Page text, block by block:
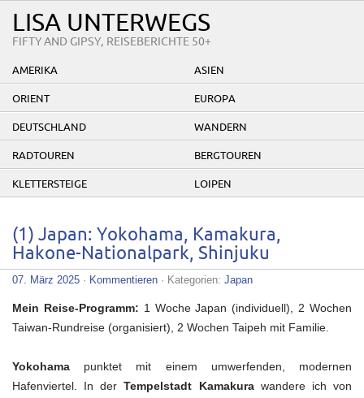
LISA UNTERWEGS
FIFTY AND GIPSY, REISEBERICHTE 50+
AMERIKA ASIEN
ORIENT EUROPA
DEUTSCHLAND WANDERN
RADTOUREN BERGTOUREN
KLETTERSTEIGE LOIPEN
(1) Japan: Yokohama, Kamakura,
Hakone-Nationalpark, Shinjuku
07. März 2025 · Kommentieren · Kategorien: Japan
Mein Reise-Programm: 1 Woche Japan (individuell), 2 Wochen
Taiwan-Rundreise (organisiert), 2 Wochen Taipeh mit Familie.
Yokohama punktet mit einem umwerfenden, modernen
Hafenviertel. In derTempelstadt Kamakurawandere ich von